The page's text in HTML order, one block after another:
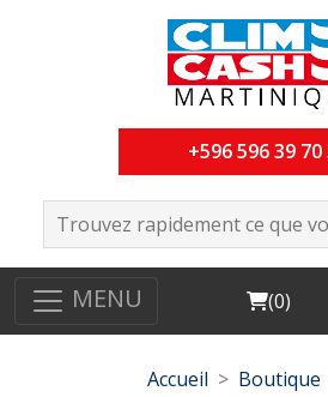
+596 596 39 70
MENU Cart
(0)
Accueil Boutique